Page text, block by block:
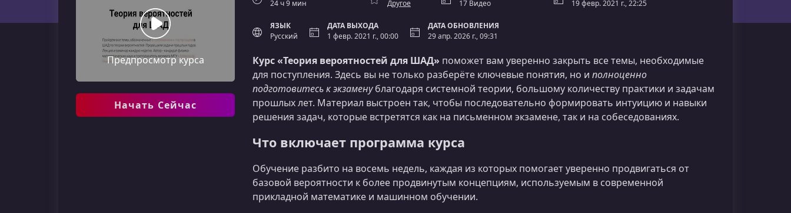
Предпросмотр курса
Начать Сейчас
24 ч 9 мин
Другое
17 Видео
19 февр. 2021 г., 22:25
ЯЗЫК
Русский
ДАТА ВЫХОДА
1 февр. 2021 г., 00:00
ДАТА ОБНОВЛЕНИЯ
29 апр. 2026 г., 09:31
Курс «Теория вероятностей для ШАД» поможет вам уверенно закрыть все темы, необходимые
для поступления. Здесь вы не только разберёте ключевые понятия, но и полноценно
подготовитесь к экзаменублагодаря системной теории, большому количеству практики и задачам
прошлых лет. Материал выстроен так, чтобы последовательно формировать интуицию и навыки
решения задач, которые встретятся как на письменном экзамене, так и на собеседованиях.
Что включает программа курса
Обучение разбито на восемь недель, каждая из которых помогает уверенно продвигаться от
базовой вероятности к более продвинутым концепциям, используемым в современной
прикладной математике и машинном обучении.